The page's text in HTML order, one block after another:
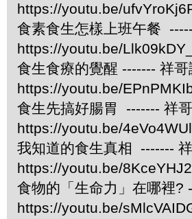
https://youtu.be/
食素食生怎樣上班午餐
https://youtu.be/
食生食療的覺醒 ------- 祥
https://youtu.be/
食生先搞好腸胃 ------- 祥
https://youtu.be/
我知道的食生真相 -------
https://youtu.be/
食物的「生命力」在哪裡?
https://youtu.be/